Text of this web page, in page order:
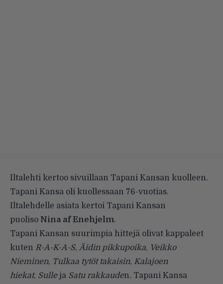
Iltalehti kertoo sivuillaan Tapani Kansan kuolleen.
Tapani Kansa oli kuollessaan 76-vuotias.
Iltalehdelle asiata kertoi Tapani Kansan
puoliso Nina af Enehjelm.
Tapani Kansan suurimpia hittejä olivat kappaleet
kuten R-A-K-A-S, Äidin pikkupoika, Veikko
Nieminen, Tulkaa tytöt takaisin, Kalajoen
hiekat, Sulleja Satu rakkauden. Tapani Kansa